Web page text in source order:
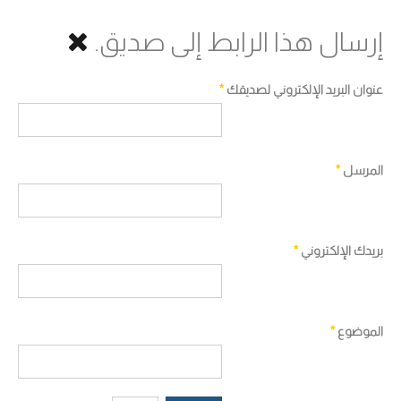
إرسال هذا الرابط إلى صديق.
عنوان البريد الإلكتروني لصديقك*
المرسل*
بريدك الإلكتروني*
الموضوع*